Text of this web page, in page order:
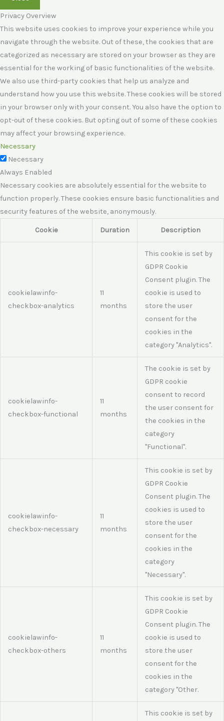
Privacy Overview
This website uses cookies to improve your experience while you
navigate through the website. Out of these, the cookies that are
categorized as necessary are stored on your browser as they are
essential for the working of basic functionalities of the website.
We also use third-party cookies that help us analyze and
understand how you use this website. These cookies will be stored
in your browser only with your consent. You also have the option to
opt-out of these cookies. But opting out of some of these cookies
may affect your browsing experience.
Necessary
Necessary
Always Enabled
Necessary cookies are absolutely essential for the website to
function properly. These cookies ensure basic functionalities and
security features of the website, anonymously.
Cookie Duration Description
cookielawinfo-
checkbox-analytics
11
months
This cookie is set by
GDPR Cookie
Consent plugin. The
cookie is used to
store the user
consent for the
cookies in the
category "Analytics".
cookielawinfo-
checkbox-functional
11
months
The cookie is set by
GDPR cookie
consent to record
the user consent for
the cookies in the
category
"Functional".
cookielawinfo-
checkbox-necessary
11
months
This cookie is set by
GDPR Cookie
Consent plugin. The
cookies is used to
store the user
consent for the
cookies in the
category
"Necessary".
cookielawinfo-
checkbox-others
11
months
This cookie is set by
GDPR Cookie
Consent plugin. The
cookie is used to
store the user
consent for the
cookies in the
category "Other.
This cookie is set by